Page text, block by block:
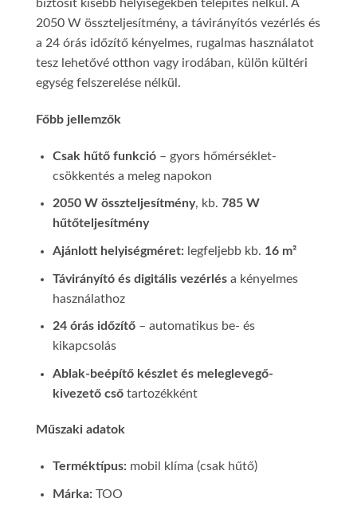
biztosít kisebb helyiségekben telepítés nélkül. A
2050 W összteljesítmény, a távirányítós vezérlés és
a 24 órás időzítő kényelmes, rugalmas használatot
tesz lehetővé otthon vagy irodában, külön kültéri
egység felszerelése nélkül.
Főbb jellemzők
Csak hűtő funkció– gyors hőmérséklet-
csökkentés a meleg napokon
2050 W összteljesítmény, kb. 785 W
hűtőteljesítmény
Ajánlott helyiségméret:legfeljebb kb. 16 m²
Távirányító és digitális vezérlésa kényelmes
használathoz
24 órás időzítő– automatikus be- és
kikapcsolás
Ablak-beépítő készlet és meleglevegő-
kivezető csőtartozékként
Műszaki adatok
Terméktípus:mobil klíma (csak hűtő)
Márka:TOO